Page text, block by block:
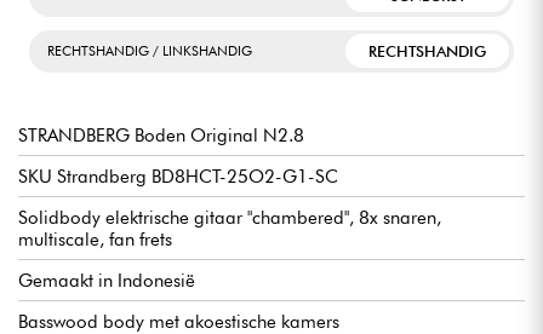
RECHTSHANDIG / LINKSHANDIG RECHTSHANDIG
STRANDBERG Boden Original N2.8
SKU Strandberg BD8HCT-25O2-G1-SC
Solidbody elektrische gitaar "chambered", 8x snaren,
multiscale, fan frets
Gemaakt in Indonesië
Basswood body met akoestische kamers